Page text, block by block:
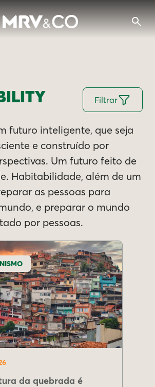
Filtrar
futuro inteligente, que seja
e construído por
Um futuro feito de
Habitabilidade, além de um
as pessoas para
e preparar o mundo
por pessoas.
da quebrada é